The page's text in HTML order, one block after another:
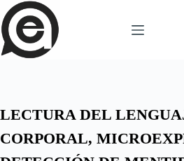
Saltar
al
contenido
LECTURA DEL
CORPORAL,